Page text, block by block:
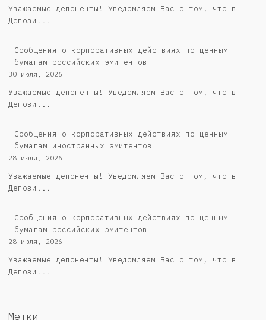
Уважаемые депоненты! Уведомляем Вас о том, что в
Депози...
Cообщения о корпоративных действиях по ценным
бумагам российских эмитентов
30 июля, 2026
Уважаемые депоненты! Уведомляем Вас о том, что в
Депози...
Сообщения о корпоративных действиях по ценным
бумагам иностранных эмитентов
28 июля, 2026
Уважаемые депоненты! Уведомляем Вас о том, что в
Депози...
Cообщения о корпоративных действиях по ценным
бумагам российских эмитентов
28 июля, 2026
Уважаемые депоненты! Уведомляем Вас о том, что в
Депози...
Метки